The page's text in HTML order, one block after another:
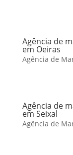
Agência de
em Oeiras
Agência de
Agência de
em Seixal
Agência de